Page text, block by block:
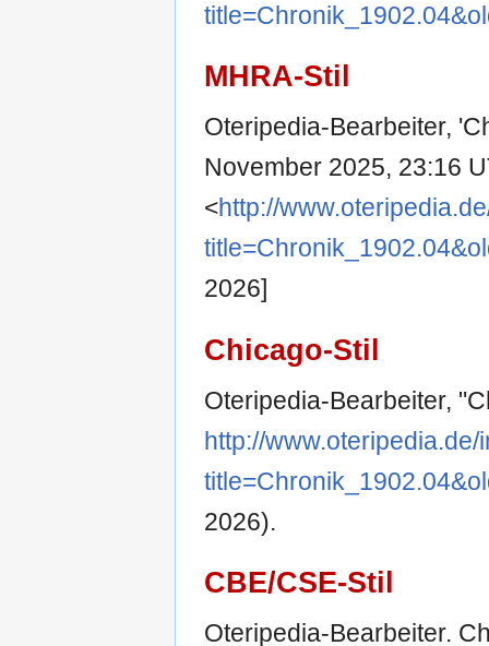
MHRA-Stil
Oteripedia-Bearbeiter,
November 2025, 23:16
<http://
2026]
Chicago-Stil
Oteripedia-Bearbeiter,
http://www.oteripedia.de/
2026).
CBE/CSE-Stil
Oteripedia-Bearbeiter.